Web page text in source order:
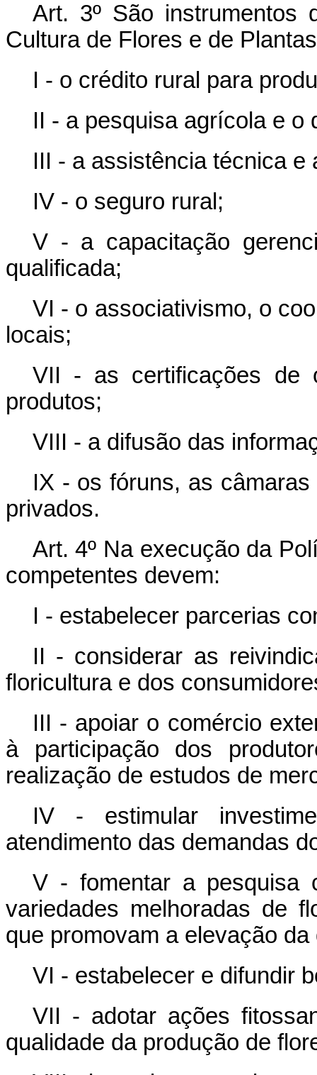
Art. 3º São instrumentos
Cultura de Flores e de
I - o crédito rural para
II - a pesquisa agrícola e o
III - a assistência técnica e
IV - o seguro rural;
V - a capacitação
qualificada;
VI - o associativismo, o
locais;
VII - as certificações de
produtos;
VIII - a difusão das
IX - os fóruns, as
privados.
Art. 4º Na execução da
competentes devem:
I - estabelecer parcerias
II - considerar as
floricultura e dos
III - apoiar o comércio
à participação dos
realização de estudos de
IV - estimular
atendimento das demandas
V - fomentar a pesquisa
variedades melhoradas de
que promovam a elevação
VI - estabelecer e difundir
VII - adotar ações
qualidade da produção de